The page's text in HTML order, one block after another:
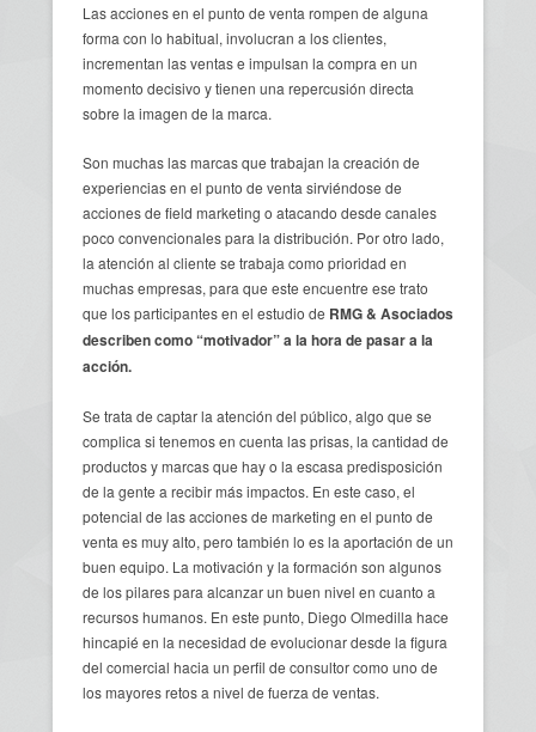
Las acciones en el punto de venta rompen de alguna
forma con lo habitual, involucran a los clientes,
incrementan las ventas e impulsan la compra en un
momento decisivo y tienen una repercusión directa
sobre la imagen de la marca.
Son muchas las marcas que trabajan la creación de
experiencias en el punto de venta sirviéndose de
acciones de field marketing o atacando desde canales
poco convencionales para la distribución. Por otro lado,
la atención al cliente se trabaja como prioridad en
muchas empresas, para que este encuentre ese trato
que los participantes en el estudio de RMG & Asociados
describen como “motivador” a la hora de pasar a la
acción.
Se trata de captar la atención del público, algo que se
complica si tenemos en cuenta las prisas, la cantidad de
productos y marcas que hay o la escasa predisposición
de la gente a recibir más impactos. En este caso, el
potencial de las acciones de marketing en el punto de
venta es muy alto, pero también lo es la aportación de un
buen equipo. La motivación y la formación son algunos
de los pilares para alcanzar un buen nivel en cuanto a
recursos humanos. En este punto, Diego Olmedilla hace
hincapié en la necesidad de evolucionar desde la figura
del comercial hacia un perfil de consultor como uno de
los mayores retos a nivel de fuerza de ventas.